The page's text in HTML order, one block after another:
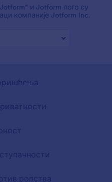
и Jotform лого су
компаније Jotform Inc.
ропства